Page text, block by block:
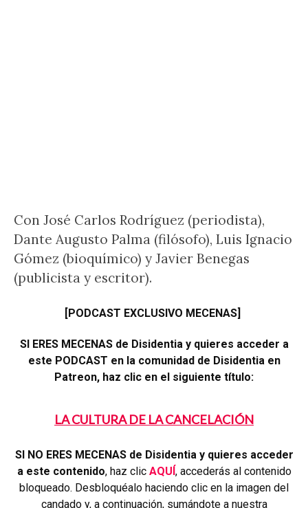
Con José Carlos Rodríguez (periodista),
Dante Augusto Palma (filósofo), Luis Ignacio
Gómez (bioquímico) y Javier Benegas
(publicista y escritor).
[PODCAST EXCLUSIVO MECENAS]
SI ERES MECENAS de Disidentia y quieres acceder a
este PODCAST en la comunidad de Disidentia en
Patreon, haz clic en el siguiente título:
LA CULTURA DE LA CANCELACIÓN
SI NO ERES MECENAS de Disidentia y quieres acceder
a este contenido, haz clic AQUÍ, accederás al contenido
bloqueado. Desbloquéalo haciendo clic en la imagen del
candado y, a continuación, sumándote a nuestra